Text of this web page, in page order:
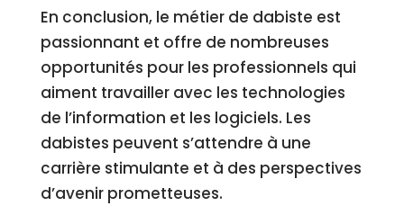
En conclusion, le métier de dabiste est
passionnant et offre de nombreuses
opportunités pour les professionnels qui
aiment travailler avec les technologies
de l’information et les logiciels. Les
dabistes peuvent s’attendre à une
carrière stimulante et à des perspectives
d’avenir prometteuses.